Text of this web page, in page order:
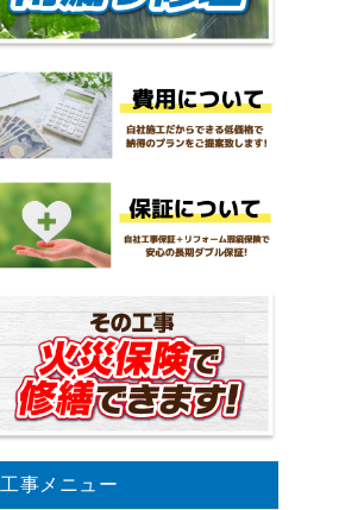
工事メニュー